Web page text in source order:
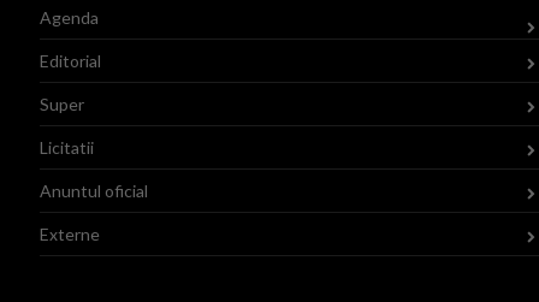
Agenda
Editorial
Super
Licitatii
Anuntul oficial
Externe